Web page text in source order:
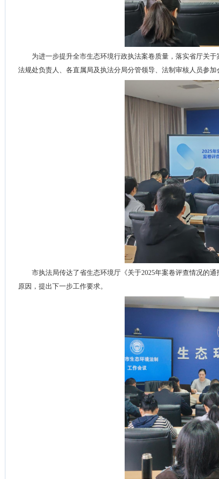
为进一步提升全市生态环境行政执法案卷质量，落实省厅关
法规处负责人、各直属局及执法分局分管领导、法制审核人员参加
市执法局传达了省生态环境厅《关于2025年案卷评查情况的
原因，提出下一步工作要求。